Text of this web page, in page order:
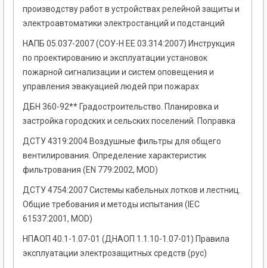
производству работ в устройствах релейной защиты и
электроавтоматики электростанций и подстанций
НАПБ 05.037-2007 (СОУ-Н ЕЕ 03.314:2007) Инструкция
по проектированию и эксплуатации установок
пожарной сигнализации и систем оповещения и
управления эвакуацией людей при пожарах
ДБН 360-92** Градостроительство. Планировка и
застройка городских и сельских поселений. Поправка
ДСТУ 4319:2004 Воздушные фильтры для общего
вентилирования. Определение характеристик
фильтрования (EN 779:2002, MOD)
ДСТУ 4754:2007 Системы кабельных лотков и лестниц.
Общие требования и методы испытания (ІЕС
61537:2001, MOD)
НПАОП 40.1-1.07-01 (ДНАОП 1.1.10-1.07-01) Правила
эксплуатации электрозащитных средств (рус)